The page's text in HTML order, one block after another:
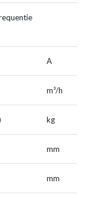
A
m³/h
kg
mm
mm